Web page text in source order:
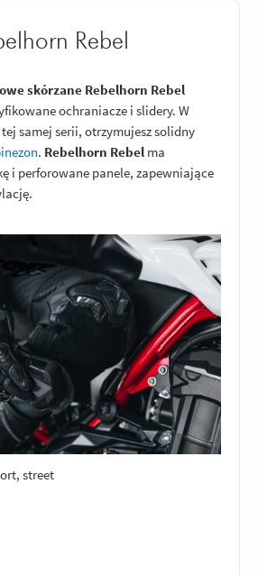
Rebel
skórzane Rebelhorn Rebel
ochraniacze i slidery. W
samej serii, otrzymujesz solidny
. Rebelhorn Rebel ma
i perforowane panele, zapewniające
street